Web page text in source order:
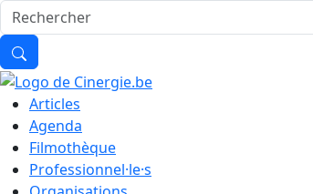
Articles
Agenda
Filmothèque
Professionnel·le·s